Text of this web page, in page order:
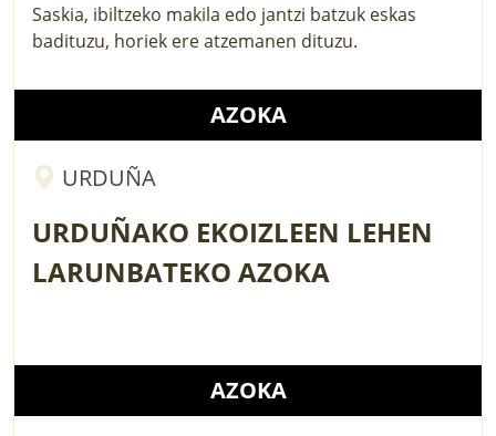
Saskia, ibiltzeko makila edo jantzi batzuk eskas
badituzu, horiek ere atzemanen dituzu.
AZOKA
URDUÑA
URDUÑAKO EKOIZLEEN LEHEN
LARUNBATEKO AZOKA
AZOKA